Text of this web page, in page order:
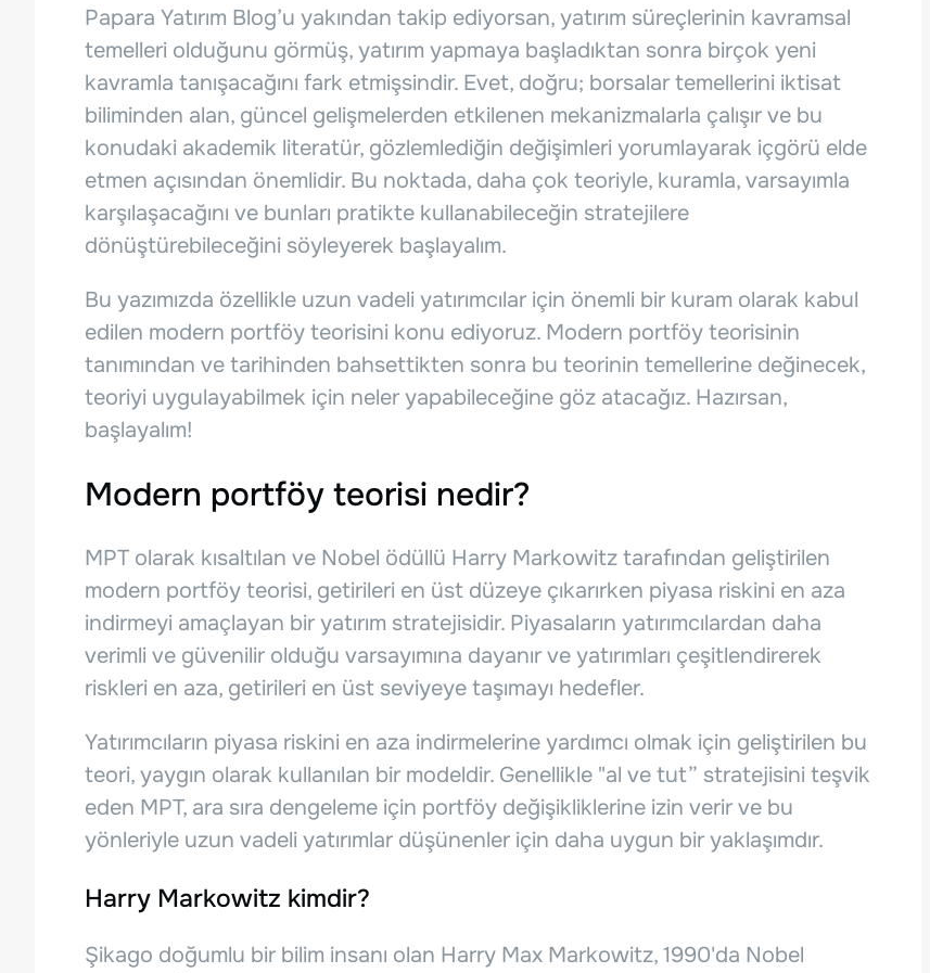
Papara Yatırım Blog’u yakından takip ediyorsan, yatırım süreçlerinin kavramsal
temelleri olduğunu görmüş, yatırım yapmaya başladıktan sonra birçok yeni
kavramla tanışacağını fark etmişsindir. Evet, doğru; borsalar temellerini iktisat
biliminden alan, güncel gelişmelerden etkilenen mekanizmalarla çalışır ve bu
konudaki akademik literatür, gözlemlediğin değişimleri yorumlayarak içgörü elde
etmen açısından önemlidir. Bu noktada, daha çok teoriyle, kuramla, varsayımla
karşılaşacağını ve bunları pratikte kullanabileceğin stratejilere
dönüştürebileceğini söyleyerek başlayalım.
Bu yazımızda özellikle uzun vadeli yatırımcılar için önemli bir kuram olarak kabul
edilen modern portföy teorisini konu ediyoruz. Modern portföy teorisinin
tanımından ve tarihinden bahsettikten sonra bu teorinin temellerine değinecek,
teoriyi uygulayabilmek için neler yapabileceğine göz atacağız. Hazırsan,
başlayalım!
Modern portföy teorisi nedir?
MPT olarak kısaltılan ve Nobel ödüllü Harry Markowitz tarafından geliştirilen
modern portföy teorisi, getirileri en üst düzeye çıkarırken piyasa riskini en aza
indirmeyi amaçlayan bir yatırım stratejisidir. Piyasaların yatırımcılardan daha
verimli ve güvenilir olduğu varsayımına dayanır ve yatırımları çeşitlendirerek
riskleri en aza, getirileri en üst seviyeye taşımayı hedefler.
Yatırımcıların piyasa riskini en aza indirmelerine yardımcı olmak için geliştirilen bu
teori, yaygın olarak kullanılan bir modeldir. Genellikle "al ve tut” stratejisini teşvik
eden MPT, ara sıra dengeleme için portföy değişikliklerine izin verir ve bu
yönleriyle uzun vadeli yatırımlar düşünenler için daha uygun bir yaklaşımdır.
Harry Markowitz kimdir?
Şikago doğumlu bir bilim insanı olan Harry Max Markowitz, 1990'da Nobel